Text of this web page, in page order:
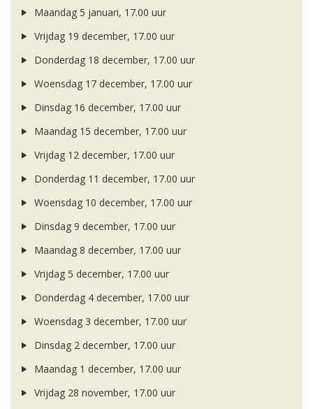
Maandag 5 januari, 17.00 uur
Vrijdag 19 december, 17.00 uur
Donderdag 18 december, 17.00 uur
Woensdag 17 december, 17.00 uur
Dinsdag 16 december, 17.00 uur
Maandag 15 december, 17.00 uur
Vrijdag 12 december, 17.00 uur
Donderdag 11 december, 17.00 uur
Woensdag 10 december, 17.00 uur
Dinsdag 9 december, 17.00 uur
Maandag 8 december, 17.00 uur
Vrijdag 5 december, 17.00 uur
Donderdag 4 december, 17.00 uur
Woensdag 3 december, 17.00 uur
Dinsdag 2 december, 17.00 uur
Maandag 1 december, 17.00 uur
Vrijdag 28 november, 17.00 uur